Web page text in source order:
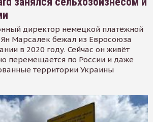
директор немецкой платёжной
Марсалек бежал из Евросоюза
в 2020 году. Сейчас он живёт
перемещается по России и даже
территории Украины